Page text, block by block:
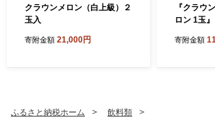
クラウンメロン（白上級）２
玉入
寄附金額 21,000円
『クラウ
ロン 1玉
寄附金額
ふるさと納税ホーム
飲料類